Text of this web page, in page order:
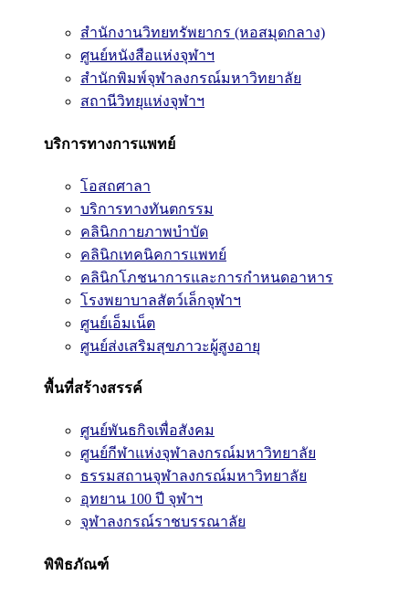
สำนักงานวิทยทรัพยากร (หอสมุดกลาง)
ศูนย์หนังสือแห่งจุฬาฯ
สำนักพิมพ์จุฬาลงกรณ์มหาวิทยาลัย
สถานีวิทยุแห่งจุฬาฯ
บริการทางการแพทย์
โอสถศาลา
บริการทางทันตกรรม
คลินิกกายภาพบำบัด
คลินิกเทคนิคการแพทย์
คลินิกโภชนาการและการกำหนดอาหาร
โรงพยาบาลสัตว์เล็กจุฬาฯ
ศูนย์เอ็มเน็ต
ศูนย์ส่งเสริมสุขภาวะผู้สูงอายุ
พื้นที่สร้างสรรค์
ศูนย์พันธกิจเพื่อสังคม
ศูนย์กีฬาแห่งจุฬาลงกรณ์มหาวิทยาลัย
ธรรมสถานจุฬาลงกรณ์มหาวิทยาลัย
อุทยาน 100 ปี จุฬาฯ
จุฬาลงกรณ์ราชบรรณาลัย
พิพิธภัณฑ์